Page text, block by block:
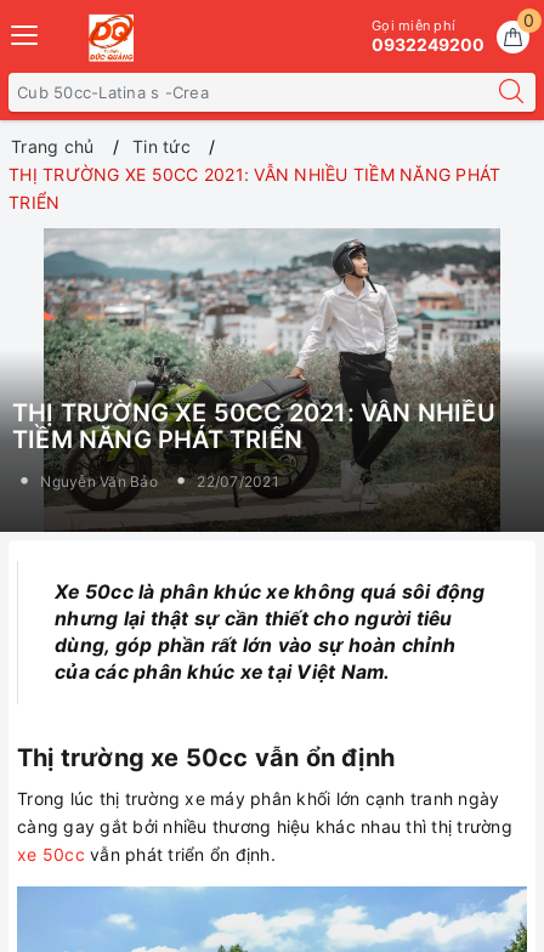
0
Gọi miễn phí
0932249200
Trang chủ
Tin tức
THỊ TRƯỜNG XE 50CC 2021: VẪN NHIỀU TIỀM NĂNG PHÁT
TRIỂN
THỊ TRƯỜNG XE 50CC 2021: VẪN NHIỀU
TIỀM NĂNG PHÁT TRIỂN
Nguyễn Văn Bảo 22/07/2021
Xe 50cclà phân khúc xe không quá sôi động
nhưng lại thật sự cần thiết cho người tiêu
dùng, góp phần rất lớn vào sự hoàn chỉnh
của các phân khúc xe tại Việt Nam.
Thị trường xe 50cc vẫn ổn định
Trong lúc thị trường xe máy phân khối lớn cạnh tranh ngày
càng gay gắt bởi nhiều thương hiệu khác nhau thì thị trường
xe 50cc vẫn phát triển ổn định.